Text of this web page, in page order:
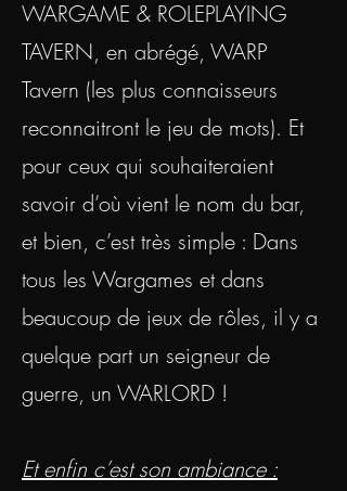
WARGAME & ROLEPLAYING
TAVERN, en abrégé, WARP
Tavern (les plus connaisseurs
reconnaitront le jeu de mots). Et
pour ceux qui souhaiteraient
savoir d’où vient le nom du bar,
et bien, c’est très simple : Dans
tous les Wargames et dans
beaucoup de jeux de rôles, il y a
quelque part un seigneur de
guerre, un WARLORD !
Et enfin c’est son ambiance :